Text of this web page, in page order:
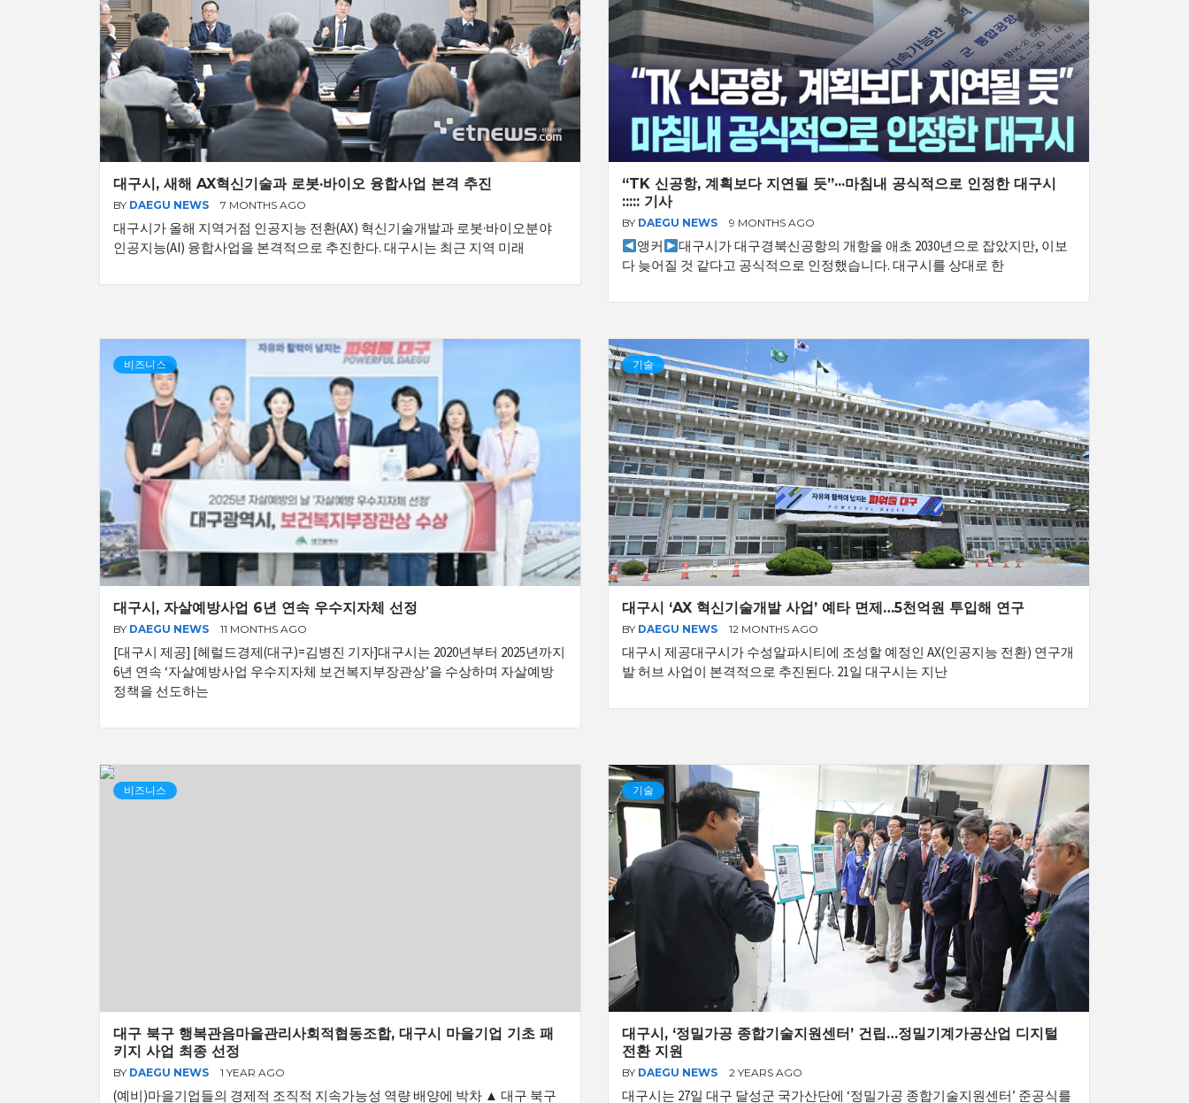
대구시, 새해 AX혁신기술과 로봇·바이오 융합사업 본격 추진
BY DAEGU NEWS 7 MONTHS AGO
대구시가 올해 지역거점 인공지능 전환(AX) 혁신기술개발과 로봇·바이오분야
인공지능(AI) 융합사업을 본격적으로 추진한다. 대구시는 최근 지역 미래
“TK 신공항, 계획보다 지연될 듯”···마침내 공식적으로 인정한 대구시
::::: 기사
BY DAEGU NEWS 9 MONTHS AGO
앵커
대구시가 대구경북신공항의 개항을 애초 2030년으로 잡았지만, 이보
다 늦어질 것 같다고 공식적으로 인정했습니다. 대구시를 상대로 한
비즈니스
대구시, 자살예방사업 6년 연속 우수지자체 선정
BY DAEGU NEWS 11 MONTHS AGO
[대구시 제공] [헤럴드경제(대구)=김병진 기자]대구시는 2020년부터 2025년까지
6년 연속 ‘자살예방사업 우수지자체 보건복지부장관상’을 수상하며 자살예방
정책을 선도하는
기술
대구시 ‘AX 혁신기술개발 사업’ 예타 면제…5천억원 투입해 연구
BY DAEGU NEWS 12 MONTHS AGO
대구시 제공대구시가 수성알파시티에 조성할 예정인 AX(인공지능 전환) 연구개
발 허브 사업이 본격적으로 추진된다. 21일 대구시는 지난
비즈니스
대구 북구 행복관음마을관리사회적협동조합, 대구시 마을기업 기초 패
키지 사업 최종 선정
BY DAEGU NEWS 1 YEAR AGO
(예비)마을기업들의 경제적 조직적 지속가능성 역량 배양에 박차 ▲ 대구 북구
기술
대구시, ‘정밀가공 종합기술지원센터’ 건립…정밀기계가공산업 디지털
전환 지원
BY DAEGU NEWS 2 YEARS AGO
대구시는 27일 대구 달성군 국가산단에 ‘정밀가공 종합기술지원센터’ 준공식를